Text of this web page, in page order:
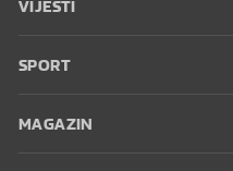
VIJESTI
SPORT
MAGAZIN